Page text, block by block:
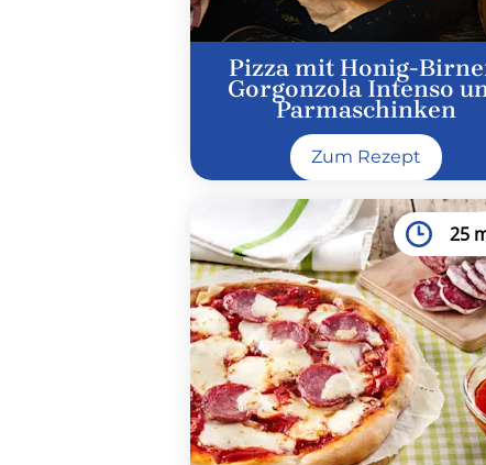
Pizza mit Honig-
Gorgonzola Intenso
Parmaschinken
Zum Rezept
25